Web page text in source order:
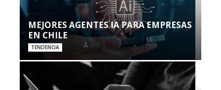
MEJORES AGENTES IA PARA EMPRESAS
EN CHILE
TENDENCIA